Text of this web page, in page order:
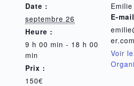
Date :
septembre 26
Heure :
9 h 00 min - 18 h 00
min
Prix :
150€
E-mail
er.com
Voir